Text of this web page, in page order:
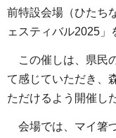
前特設会場（ひたち
ェスティバル2025」
この催しは、県民
て感じていただき、
ただけるよう開催し
会場では、マイ箸